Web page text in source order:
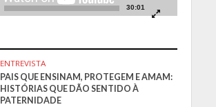
30:01
ENTREVISTA
PAIS QUE ENSINAM, PROTEGEM E AMAM:
HISTÓRIAS QUE DÃO SENTIDO À
PATERNIDADE